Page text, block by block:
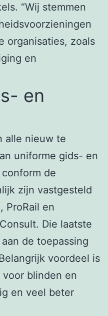
“Wij stemmen
organisaties, zoals
en
en
alle nieuw te
uniforme gids- en
de
zijn vastgesteld
ProRail en
Die laatste
de toepassing
voordeel is
blinden en
en veel beter